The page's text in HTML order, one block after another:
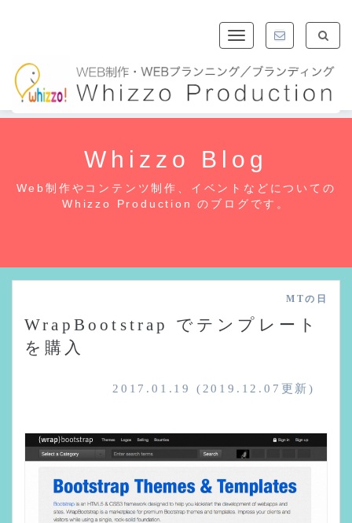
Toggle
navigation
Whizzo Blog
Web制作やコンテンツ制作、イベントなどについての
Whizzo Production のブログです。
MTの日
WrapBootstrap でテンプレート
を購入
2017.01.19 (2019.12.07更新)